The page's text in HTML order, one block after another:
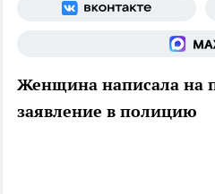
Женщина написала на
заявление в полицию